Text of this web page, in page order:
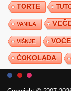
TORTE
VANILA
VIŠNJE VOĆE
ČOKOLADA